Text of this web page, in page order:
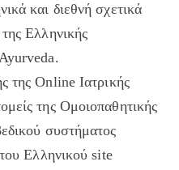
και διεθνή σχετικά
Ελληνικής
της Online Ιατρικής
της Ομοιοπαθητικής
συστήματος
Ελληνικού site